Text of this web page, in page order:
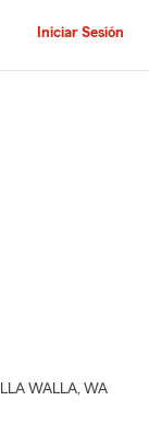
Iniciar Sesión
WALLA, WA